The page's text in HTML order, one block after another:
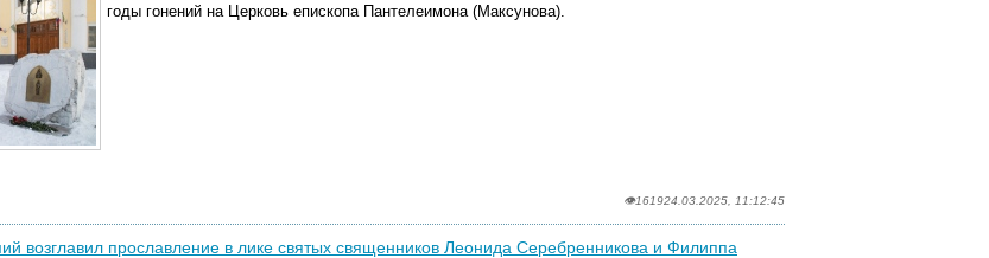
годы гонений на Церковь епископа Пантелеимона (Максунова).
👁161924.03.2025, 11:12:45
возглавил прославление в лике святых священников Леонида Серебренникова и Филиппа